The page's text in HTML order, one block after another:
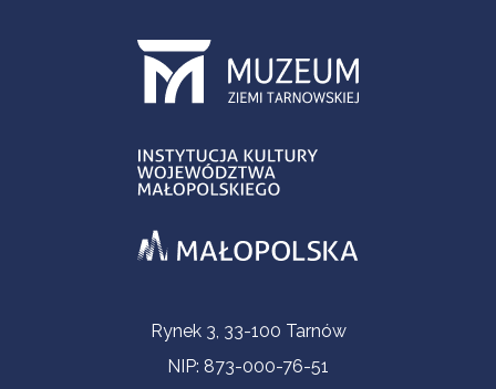
Informacje kontaktoweRynek 3, 33-100 Tarnów
NIP: 873-000-76-51